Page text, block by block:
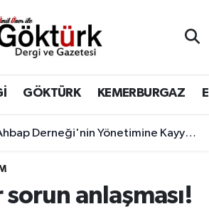
GÖKTÜRK KEMERBURGAZ
Derneği'nin Yönetimine Kayyum Atandı
sorun anlaşması!
Durumu
Yoğunluk Haritası
Durumu ve Fikstür